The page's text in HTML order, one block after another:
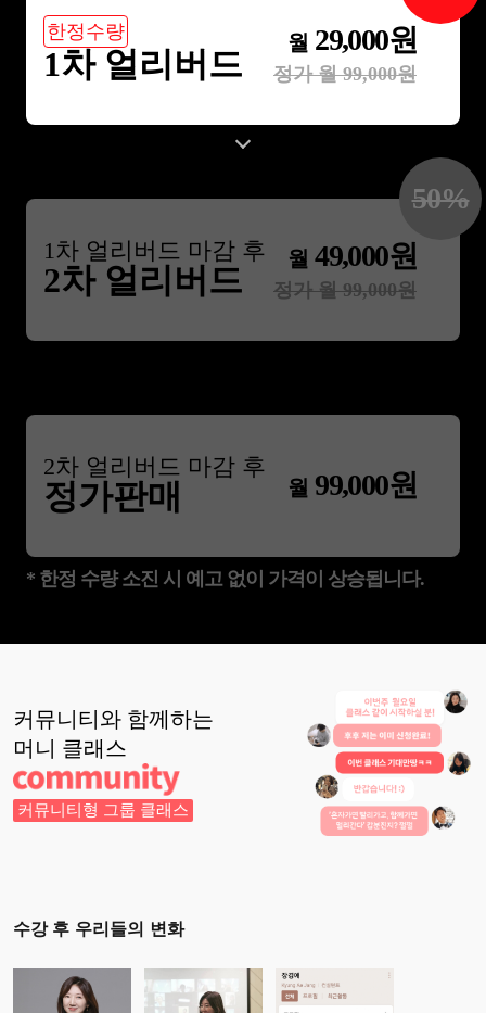
한정수량
1차 얼리버드
월 29,000원
정가 월99,000원
1 차 얼리버드 마감 후
2차 얼리버드
월49,000원
정가 월99,000원
50%
2차 얼리버드 마감 후
정가판매 월 99,000원
* 한정 수량 소진 시 예고 없이 가격이 상승됩니다.
커뮤니티와 함께하는
머니 클래스
커뮤니티형 그룹 클래스
수강 후 우리들의 변화